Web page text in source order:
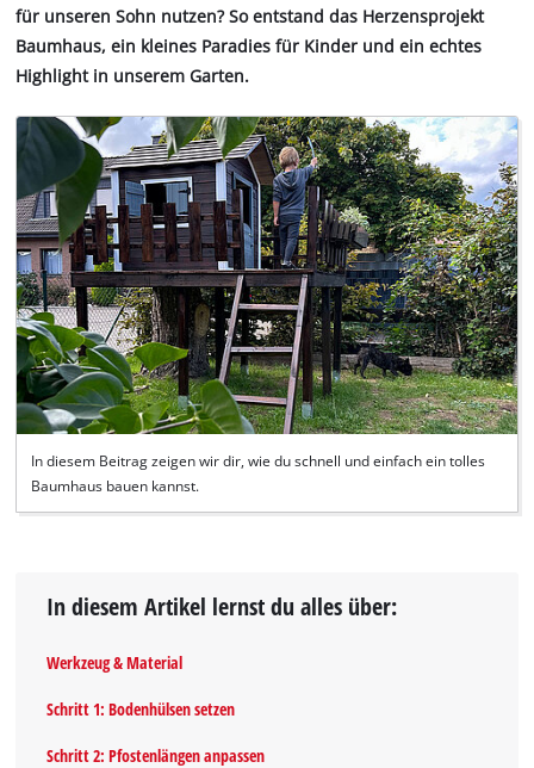
für unseren Sohn nutzen? So entstand das Herzensprojekt
Baumhaus, ein kleines Paradies für Kinder und ein echtes
Highlight in unserem Garten.
In diesem Beitrag zeigen wir dir, wie du schnell und einfach ein tolles
Baumhaus bauen kannst.
In diesem Artikel lernst du alles über:
Werkzeug & Material
Schritt 1: Bodenhülsen setzen
Schritt 2: Pfostenlängen anpassen